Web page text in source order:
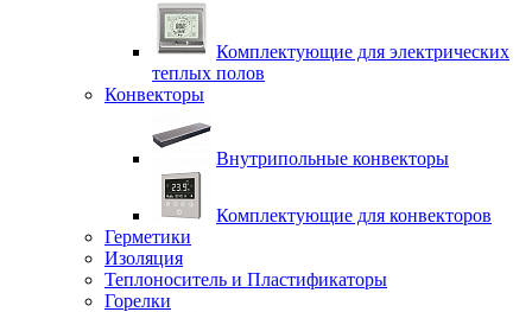
Комплектующие для электрических
теплых полов
Конвекторы
Внутрипольные конвекторы
Комплектующие для конвекторов
Герметики
Изоляция
Теплоноситель и Пластификаторы
Горелки